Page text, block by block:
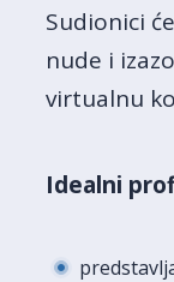
Sudionici
nude i
virtualnu
Idealni